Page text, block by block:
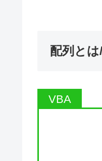
配列と